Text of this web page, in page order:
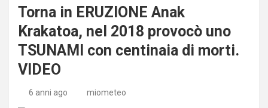
Torna in ERUZIONE Anak
Krakatoa, nel 2018 provocò uno
TSUNAMI con centinaia di morti.
VIDEO
6 anni ago miometeo